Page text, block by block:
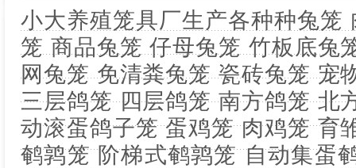
小大养殖笼具厂生产各种种兔笼
笼 商品兔笼 仔母兔笼 竹板底兔
网兔笼 免清粪兔笼 瓷砖兔笼 宠
三层鸽笼 四层鸽笼 南方鸽笼 北
动滚蛋鸽子笼 蛋鸡笼 肉鸡笼 育
鹌鹑笼 阶梯式鹌鹑笼 自动集蛋